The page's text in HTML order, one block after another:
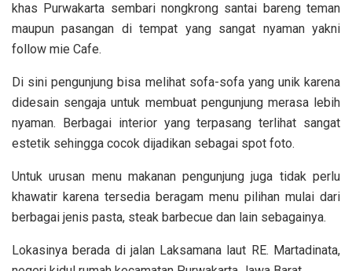
khas Purwakarta sembari nongkrong santai bareng teman
maupun pasangan di tempat yang sangat nyaman yakni
follow mie Cafe.
Di sini pengunjung bisa melihat sofa-sofa yang unik karena
didesain sengaja untuk membuat pengunjung merasa lebih
nyaman. Berbagai interior yang terpasang terlihat sangat
estetik sehingga cocok dijadikan sebagai spot foto.
Untuk urusan menu makanan pengunjung juga tidak perlu
khawatir karena tersedia beragam menu pilihan mulai dari
berbagai jenis pasta, steak barbecue dan lain sebagainya.
Lokasinya berada di jalan Laksamana laut RE. Martadinata,